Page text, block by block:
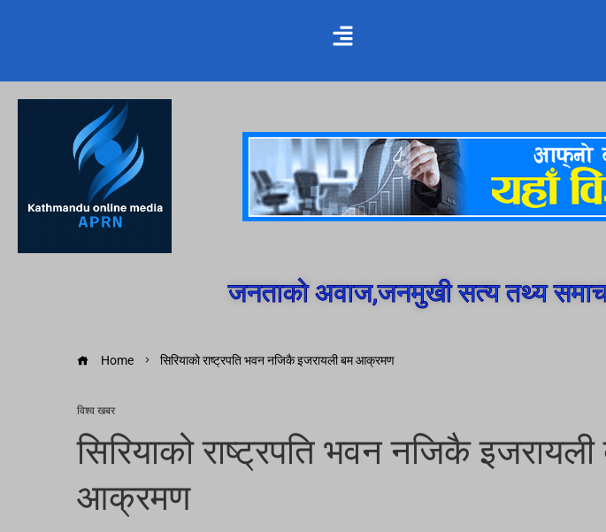
जनताको अवाज,जनमुखी सत्य तथ्य
Home सिरियाको राष्ट्रपति भवन नजिकै इजरायली बम आक्रमण
विश्व खबर
सिरियाको राष्ट्रपति भवन नजिकै
आक्रमण